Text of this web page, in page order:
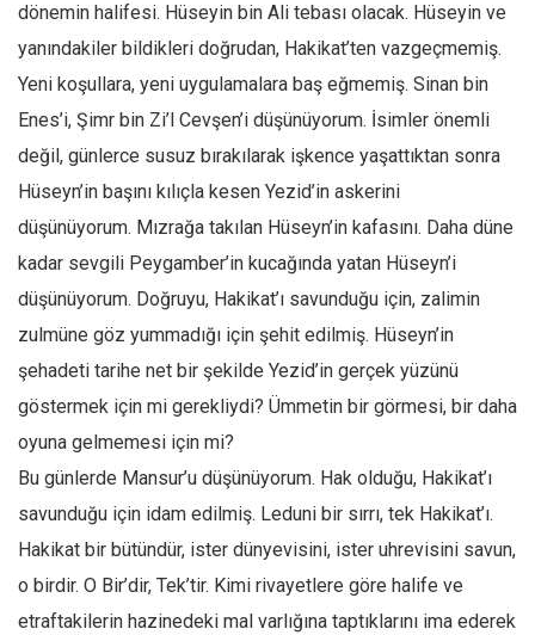
Hasanali Yıldırım
Leyla Şerif Emin
Selçuk Türkyılmaz
Mehmet Ali Tekin
Amina S. Jenenkovic
Bağdagül Öz
Esra Elönü
» Yazar arşivi
Bu Sayı
Tüm Sayılar
Kategoriler
Kültür Sanat
Kitap
Karisi kitap sualleri
7 soruda bu hafta
dönemin halifesi. Hüseyin bin Ali tebası olacak. Hüseyin ve
yanındakiler bildikleri doğrudan, Hakikat’ten vazgeçmemiş.
Yeni koşullara, yeni uygulamalara baş eğmemiş. Sinan bin
Enes’i, Şimr bin Zi’l Cevşen’i düşünüyorum. İsimler önemli
değil, günlerce susuz bırakılarak işkence yaşattıktan sonra
Hüseyn’in başını kılıçla kesen Yezid’in askerini
düşünüyorum. Mızrağa takılan Hüseyn’in kafasını. Daha düne
kadar sevgili Peygamber’in kucağında yatan Hüseyn’i
düşünüyorum. Doğruyu, Hakikat’ı savunduğu için, zalimin
zulmüne göz yummadığı için şehit edilmiş. Hüseyn’in
şehadeti tarihe net bir şekilde Yezid’in gerçek yüzünü
göstermek için mi gerekliydi? Ümmetin bir görmesi, bir daha
oyuna gelmemesi için mi?
Bu günlerde Mansur’u düşünüyorum. Hak olduğu, Hakikat’ı
savunduğu için idam edilmiş. Leduni bir sırrı, tek Hakikat’ı.
Hakikat bir bütündür, ister dünyevisini, ister uhrevisini savun,
o birdir. O Bir’dir, Tek’tir. Kimi rivayetlere göre halife ve
etraftakilerin hazinedeki mal varlığına taptıklarını ima ederek